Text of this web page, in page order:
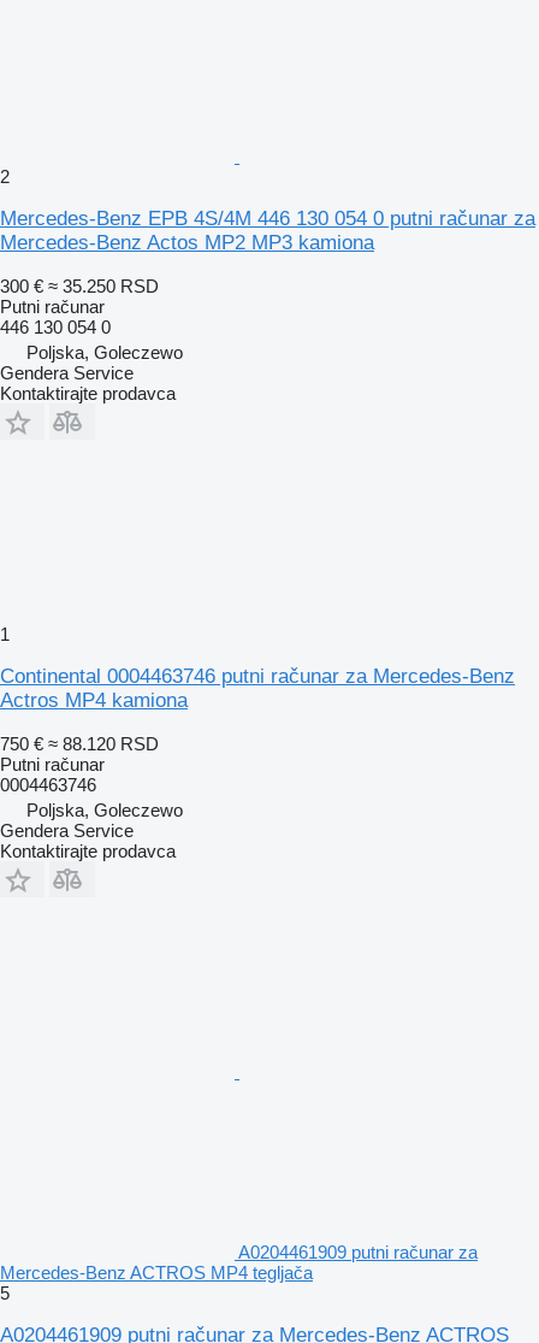
2
Mercedes-Benz EPB 4S/4M 446 130 054 0 putni računar za
Mercedes-Benz Actos MP2 MP3 kamiona
300 € ≈ 35.250 RSD
Putni računar
446 130 054 0
Poljska, Goleczewo
Gendera Service
Kontaktirajte prodavca
1
Continental 0004463746 putni računar za Mercedes-Benz
Actros MP4 kamiona
750 € ≈ 88.120 RSD
Putni računar
0004463746
Poljska, Goleczewo
Gendera Service
Kontaktirajte prodavca
A0204461909 putni računar za
Mercedes-Benz ACTROS MP4 tegljača
5
A0204461909 putni računar za Mercedes-Benz ACTROS